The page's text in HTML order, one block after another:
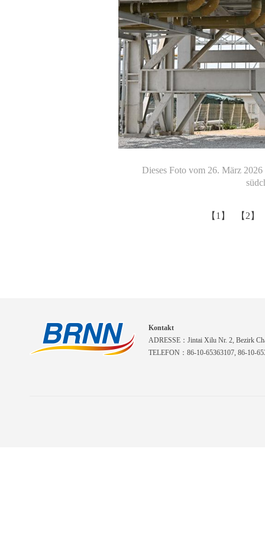
Dieses Foto vom 26. März
【1】 【2】
Kontakt
ADRESSE：Jintai Xilu Nr. 2, Bezirk
TELEFON：86-10-65363107, 86-10-